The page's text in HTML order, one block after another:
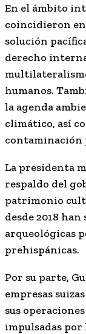
En el ámbito
coincidieron
solución
derecho
humanos.
la agenda
climático, así
contaminación
La presidenta
respaldo del
patrimonio
desde 2018
arqueológicas
prehispánicas.
Por su parte,
empresas
sus
impulsadas